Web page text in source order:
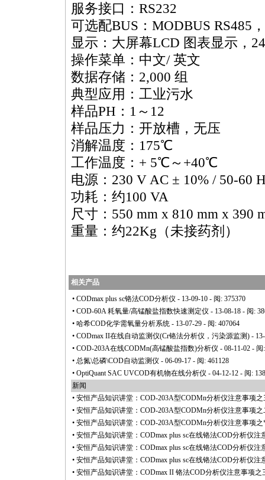
服务接口：RS232
可选配BUS：MODBUS RS485
显示：大屏幕LCD 图表显示，
操作菜单：中文/ 英文
数据存储：2,000 组
典型应用：工业污水
样品PH：1～12
样品压力：开放槽，无压
消解温度：175℃
工作温度：+ 5℃～+40℃
电源：230 V AC ± 10% / 50-60
功耗：约100 VA
尺寸：550 mm x 810 mm x 390
重量：约22Kg（未接药剂）
相关产品
• CODmax plus sc铬法COD分析仪 - 13-09-10 - 阅: 375370
• COD-60A 耗氧量/高锰酸盐指数快速测定仪 - 13-08-18 - 阅:
• 哈希COD化学需氧量分析系统 - 13-07-29 - 阅: 407064
• CODmax II在线自动监测仪(Cr铬法分析仪，污染源监测) -
• COD-203A在线CODMn(高锰酸盐指数)分析仪 - 08-11-02 - 阅
• 总氮\总磷\COD自动监测仪 - 06-09-17 - 阅: 461128
• OptiQuant SAC UVCOD有机物在线分析仪 - 04-12-12 - 阅:
新闻
• 安恒产品知识讲堂：COD-203A型CODMn分析仪注意事项之
• 安恒产品知识讲堂：COD-203A型CODMn分析仪注意事项之
• 安恒产品知识讲堂：COD-203A型CODMn分析仪注意事项之
• 安恒产品知识讲堂：CODmax plus sc在线铬法COD分析仪注
• 安恒产品知识讲堂：CODmax plus sc在线铬法COD分析仪注
• 安恒产品知识讲堂：CODmax plus sc在线铬法COD分析仪注
• 安恒产品知识讲堂：CODmax II 铬法COD分析仪注意事项之